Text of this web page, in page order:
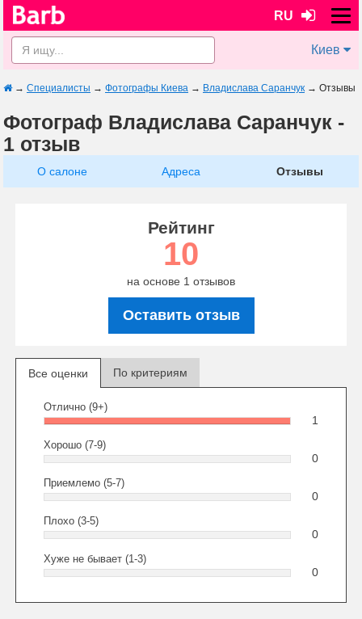
RU
Киев
→ Специалисты → Фотографы Киева → Владислава Саранчук → Отзывы
Фотограф Владислава Саранчук -
1 отзыв
О салоне Адреса Отзывы
Рейтинг
10
на основе 1 отзывов
Оставить отзыв
Все оценки По критериям
Отлично (9+)
1
Хорошо (7-9)
0
Приемлемо (5-7)
0
Плохо (3-5)
0
Хуже не бывает (1-3)
0